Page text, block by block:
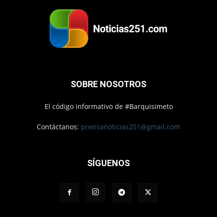
SOBRE NOSOTROS
El código informativo de #Barquisimeto
Contáctanos: prensanoticias251@gmail.com
SÍGUENOS